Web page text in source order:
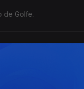
de Golfe.
Antunes da Silva